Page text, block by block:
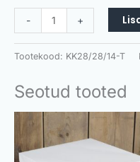
- +
Tootekood: KK28/28/14-T
Seotud tooted